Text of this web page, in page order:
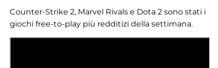
Counter-Strike 2, Marvel Rivals e Dota 2 sono stati i
giochi free-to-play più redditizi della settimana.